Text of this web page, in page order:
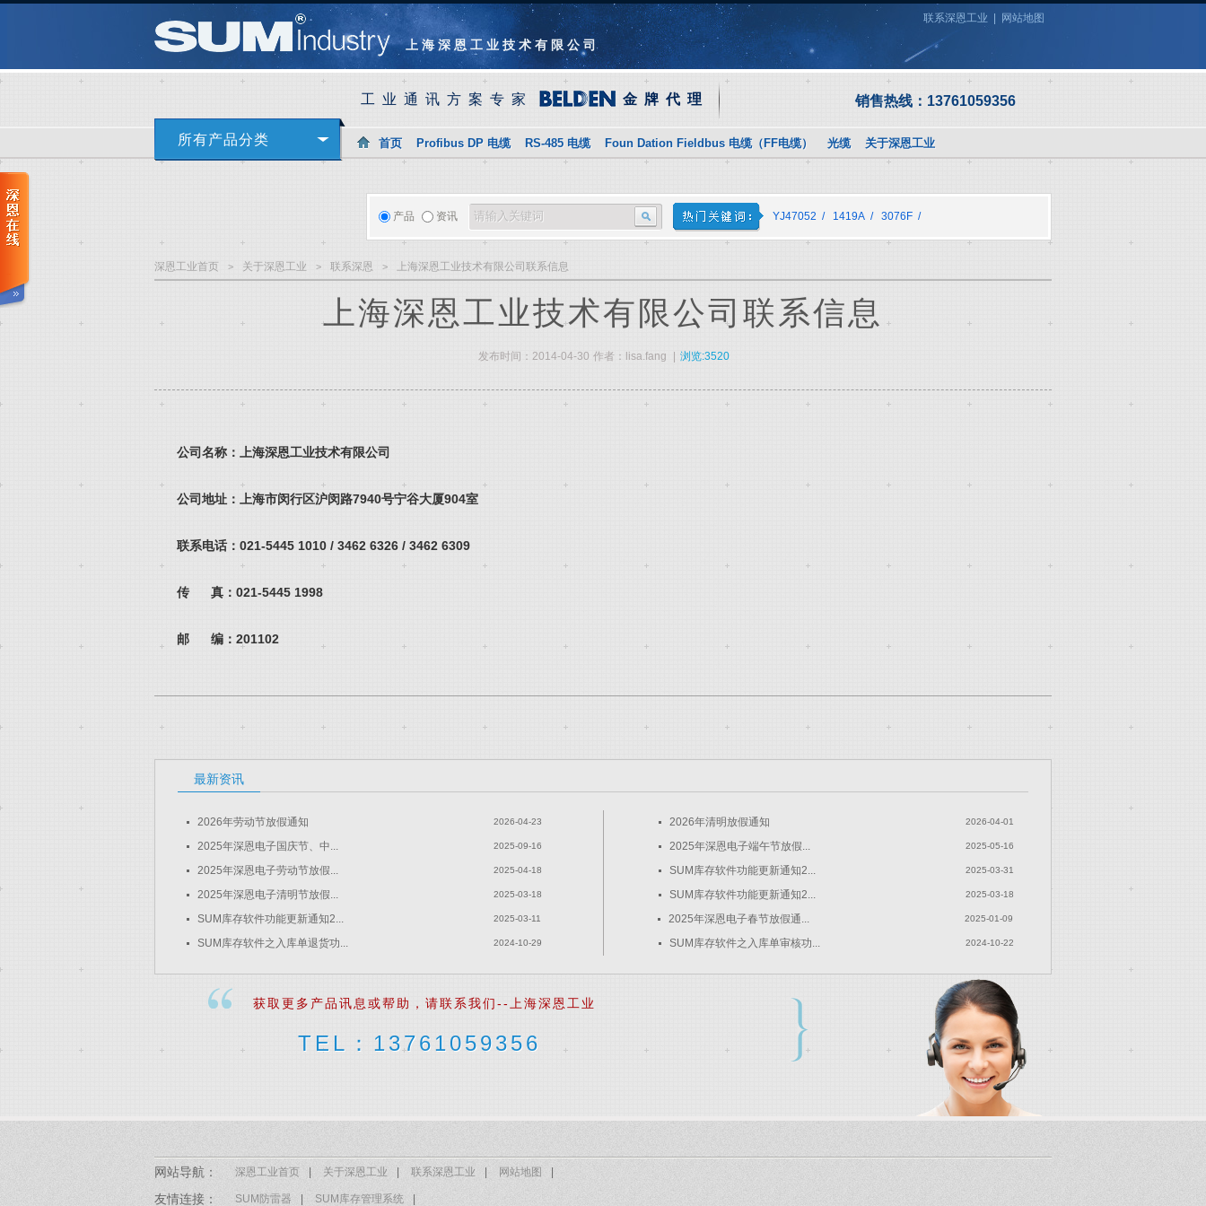
上海深恩工业技术有限公司
联系深恩工业 网站地图
工业通讯方案专家 金牌代理 销售热线：13761059356
所有产品分类 首页 Profibus DP 电缆 RS-485 电缆 Foun Dation Fieldbus 电缆（FF电缆） 光缆 关于深恩工业
产品 资讯 YJ47052 / 1419A / 3076F /
深恩工业首页 > 关于深恩工业 > 联系深恩 > 上海深恩工业技术有限公司联系信息
上海深恩工业技术有限公司联系信息
发布时间：2014-04-30 作者：lisa.fang 浏览:3520
公司名称：上海深恩工业技术有限公司
公司地址： 上海市闵行区沪闵路7940号宁谷大厦904室
联系电话：021-5445 1010 / 3462 6326 / 3462 6309
传 真：021-5445 1998
邮 编：201102
最新资讯
2026年劳动节放假通知 2026-04-23 2026年清明放假通知 2026-04-01
2025年深恩电子国庆节、中... 2025-09-16 2025年深恩电子端午节放假... 2025-05-16
2025年深恩电子劳动节放假... 2025-04-18 SUM库存软件功能更新通知2... 2025-03-31
2025年深恩电子清明节放假... 2025-03-18 SUM库存软件功能更新通知2... 2025-03-18
SUM库存软件功能更新通知2... 2025-03-11 2025年深恩电子春节放假通... 2025-01-09
SUM库存软件之入库单退货功... 2024-10-29 SUM库存软件之入库单审核功... 2024-10-22
获取更多产品讯息或帮助，请联系我们--上海深恩工业
TEL：13761059356
网站导航： 深恩工业首页 关于深恩工业 联系深恩工业 网站地图
友情连接： SUM防雷器 SUM库存管理系统